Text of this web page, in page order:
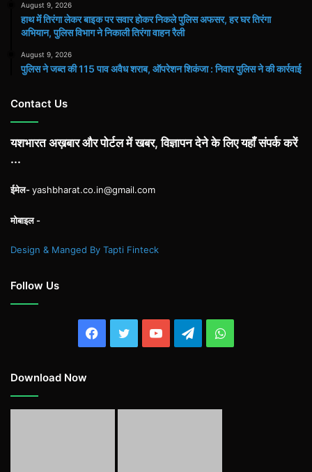
August 9, 2026
हाथ मेंं तिरंगा लेकर बाइक पर सवार होकर निकले पुलिस अफसर, हर घर तिरंगा
अभियान, पुलिस विभाग ने निकाली तिरंगा वाहन रैली
August 9, 2026
पुलिस ने जब्त की 115 पाव अवैध शराब, ऑपरेशन शिकंजा : निवार पुलिस ने की कार्रवाई
Contact Us
यशभारत अख़बार और पोर्टल में खबर, विज्ञापन देने के लिए यहाँ संपर्क करें
...
ईमेल-yashbharat.co.in@gmail.com
मोबाइल -
Design & Manged By Tapti Finteck
Follow Us
Facebook
TwitterYouTubeTelegramWhatsApp
Download Now